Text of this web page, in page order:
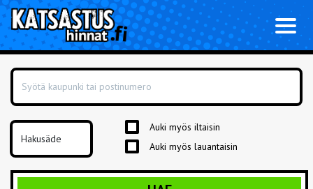
Auki myös iltaisin
Auki myös lauantaisin